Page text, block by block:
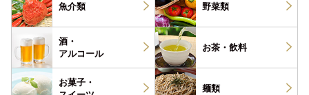
魚介類 野菜類
酒・
アルコール
お茶・ 飲料
お菓子・
麺類